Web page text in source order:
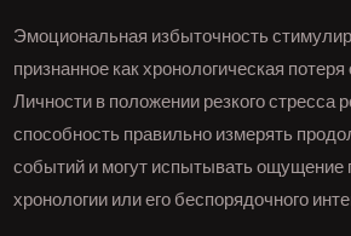
Эмоциональная избыточность
признанное как хронологическая
Личности в положении резкого стресса
способность правильно измерять
событий и могут испытывать ощущение
хронологии или его беспорядочного